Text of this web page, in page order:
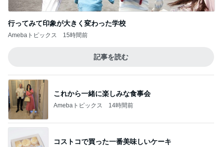
行ってみて印象が大きく変わった学校
Amebaトピックス 15時間前
記事を読む
これから一緒に楽しみな食事会
Amebaトピックス 14時間前
コストコで買った一番美味しいケーキ